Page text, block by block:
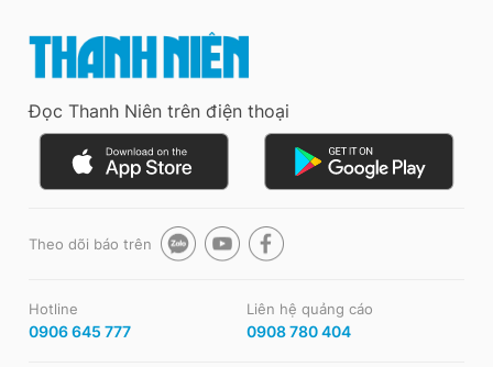
Đọc Thanh Niên trên điện thoại
Theo dõi báo trên
Hotline
0906 645 777
Liên hệ quảng cáo
0908 780 404